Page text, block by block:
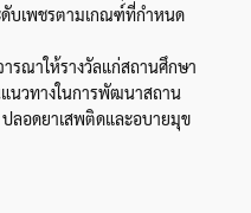
ดับเพชรตามเกณฑ์ที่กำหนด
รณาให้รางวัลแก่สถานศึกษา
นวทางในการพัฒนาสถาน
ลอดยาเสพติดและอบายมุข